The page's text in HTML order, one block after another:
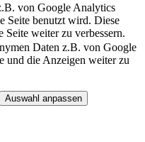
von Google Analytics
Seite benutzt wird. Diese
Seite weiter zu verbessern.
Daten z.B. von Google
und die Anzeigen weiter zu
Auswahl anpassen